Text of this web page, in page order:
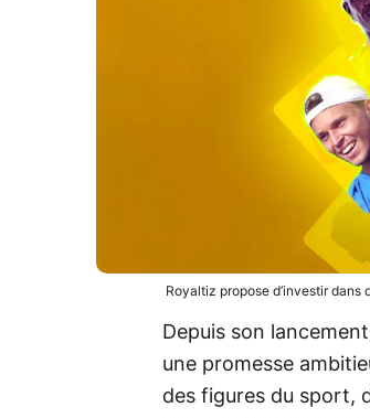
Royaltiz propose d’investir
Depuis son
une promesse
des figures du sport,